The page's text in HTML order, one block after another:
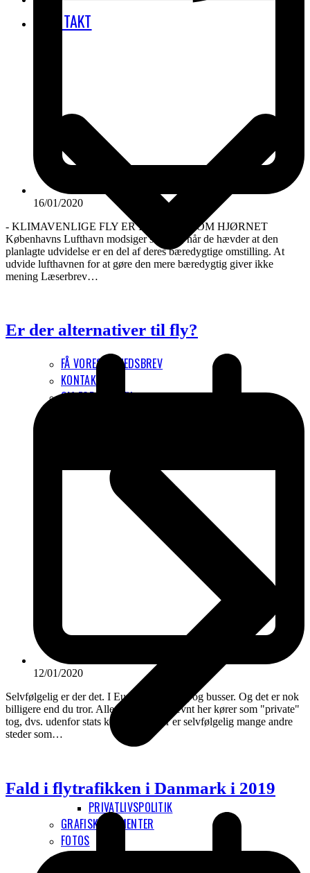
KONTAKT
FÅ VORES NYHEDSBREV
KONTAKT
OM FORENINGEN
PRIVATLIVSPOLITIK
GRAFISKE ELEMENTER
FOTOS
INTERNATIONALT
16/01/2020
- KLIMAVENLIGE FLY ER IKKE LIGE OM HJØRNET
Københavns Lufthavn modsiger sig selv, når de hævder at den
planlagte udvidelse er en del af deres bæredygtige omstilling. At
udvide lufthavnen for at gøre den mere bæredygtig giver ikke
mening Læserbrev…
Er der alternativer til fly?
12/01/2020
Selvfølgelig er der det. I Europa er der tog og busser. Og det er nok
billigere end du tror. Alle ruter der er nævnt her kører som "private"
tog, dvs. udenfor stats kontrakter. Der er selvfølgelig mange andre
steder som…
Fald i flytrafikken i Danmark i 2019